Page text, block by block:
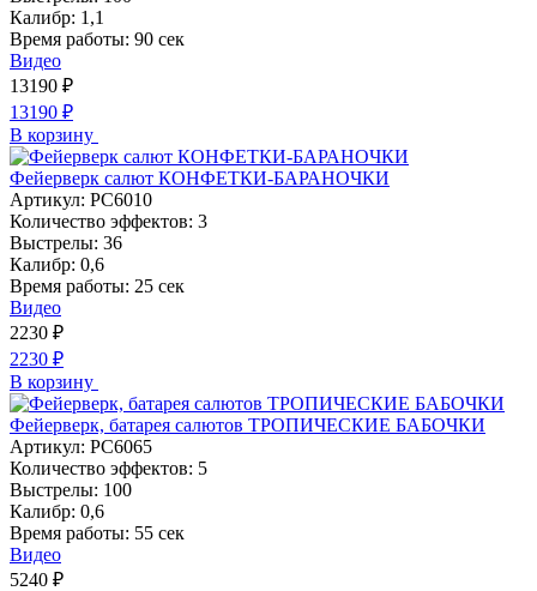
Калибр: 1,1
Время работы: 90 сек
Видео
13190 ₽
13190 ₽
В корзину
Фейерверк салют КОНФЕТКИ-БАРАНОЧКИ
Артикул: РС6010
Количество эффектов: 3
Выстрелы: 36
Калибр: 0,6
Время работы: 25 сек
Видео
2230 ₽
2230 ₽
В корзину
Фейерверк, батарея салютов ТРОПИЧЕСКИЕ БАБОЧКИ
Артикул: РС6065
Количество эффектов: 5
Выстрелы: 100
Калибр: 0,6
Время работы: 55 сек
Видео
5240 ₽